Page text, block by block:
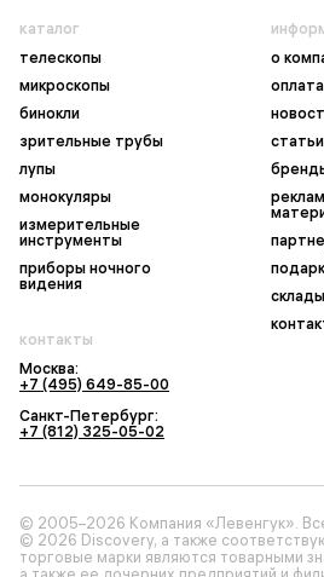
каталог
телескопы
микроскопы
бинокли
зрительные трубы
лупы
монокуляры
измерительные
инструменты
приборы ночного
видения
о
статьи
склады
контакты
Москва:
+7 (495) 649-85-00
Санкт-Петербург:
+7 (812) 325-05-02
© 2005–2026 Компания «Левенгук».
© 2026 Discovery, а также
торговые марки являются товарными